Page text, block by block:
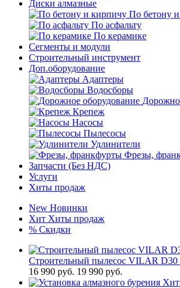
Диски алмазные
По бетону
По асфальту
По керамике
Сегменты и модули
Строительный инструмент
Доп.оборудование
Адаптеры
Водосборы
Крепеж
Насосы
Пылесосы
Удлинители
Фрезы,
Запчасти (Без НДС)
Услуги
Хиты продаж
New Новинки
Хит Хиты продаж
% Скидки
Строительный пылесос VILAR D30
16 990 руб. 19 990 руб.
Хит